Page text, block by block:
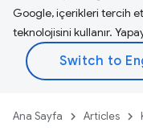
Google, içerikleri tercih
teknolojisini kullanır.
Ana Sayfa Articles